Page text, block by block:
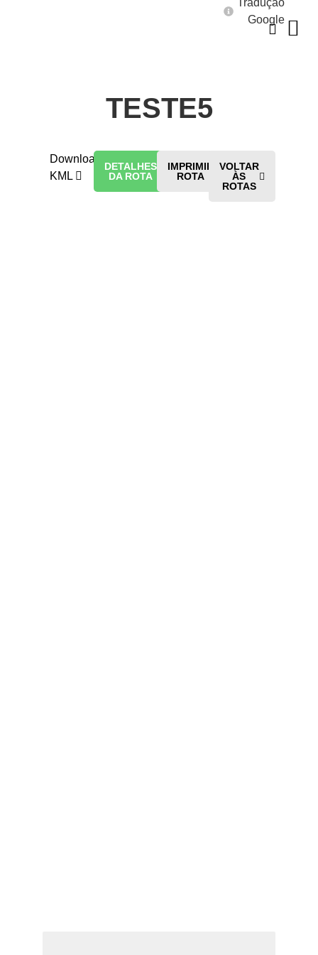
Tradução
Google
TESTE5
Download
KML
DETALHES
DA ROTA
IMPRIMIR
ROTA
VOLTAR
ÀS
ROTAS